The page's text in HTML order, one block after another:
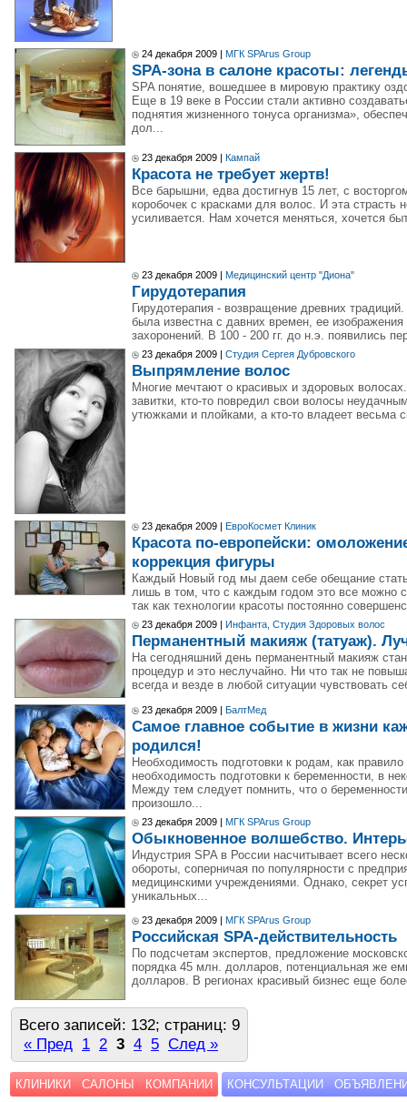
24 декабря 2009 | МГК SPArus Group
SPA-зона в салоне красоты:
SPA понятие, вошедшее в мировую практику
Еще в 19 веке в России стали активно
поднятия жизненного тонуса организма»,
дол...
23 декабря 2009 | Кампай
Красота не требует жертв!
Все барышни, едва достигнув 15 лет, с
коробочек с красками для волос. И эта страсть
усиливается. Нам хочется меняться, хочется
23 декабря 2009 | Медицинский центр "Диона"
Гирудотерапия
Гирудотерапия - возвращение древних
была известна с давних времен, ее
захоронений. В 100 - 200 гг. до н.э. появились
23 декабря 2009 | Студия Сергея Дубровского
Выпрямление волос
Многие мечтают о красивых и здоровых
завитки, кто-то повредил свои волосы
утюжками и плойками, а кто-то владеет весьма
23 декабря 2009 | ЕвроКосмет Клиник
Красота по-европейски:
коррекция фигуры
Каждый Новый год мы даем себе обещание
лишь в том, что с каждым годом это все можно
так как технологии красоты постоянно
23 декабря 2009 | Инфанта, Студия Здоровых волос
Перманентный макияж (татуаж).
На сегодняшний день перманентный макияж
процедур и это неслучайно. Ни что так не
всегда и везде в любой ситуации чувствовать
23 декабря 2009 | БалтМед
Самое главное событие в жизни
родился!
Необходимость подготовки к родам, как
необходимость подготовки к беременности, в
Между тем следует помнить, что о
произошло...
23 декабря 2009 | МГК SPArus Group
Обыкновенное волшебство.
Индустрия SPA в России насчитывает всего
обороты, соперничая по популярности с
медицинскими учреждениями. Однако, секрет
уникальных...
23 декабря 2009 | МГК SPArus Group
Российская SPA-действительность
По подсчетам экспертов, предложение
порядка 45 млн. долларов, потенциальная же
долларов. В регионах красивый бизнес еще
Всего записей: 132; страниц: 9
« Пред 1 2 3 4 5 След »
КЛИНИКИ САЛОНЫ КОМПАНИИ КОНСУЛЬТАЦИИ